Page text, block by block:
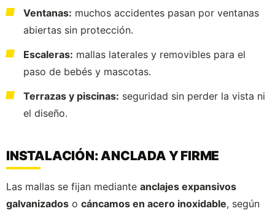
Ventanas: muchos accidentes pasan por ventanas
abiertas sin protección.
Escaleras: mallas laterales y removibles para el
paso de bebés y mascotas.
Terrazas y piscinas: seguridad sin perder la vista ni
el diseño.
INSTALACIÓN: ANCLADA Y FIRME
Las mallas se fijan mediante anclajes expansivos
galvanizados o cáncamos en acero inoxidable, según